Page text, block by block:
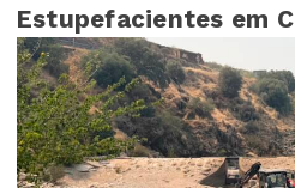
Estupefacientes em